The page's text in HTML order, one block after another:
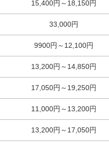
15,400円～18,150円
33,000円
9900円～12,100円
13,200円～14,850円
17,050円～19,250円
11,000円～13,200円
13,200円～17,050円